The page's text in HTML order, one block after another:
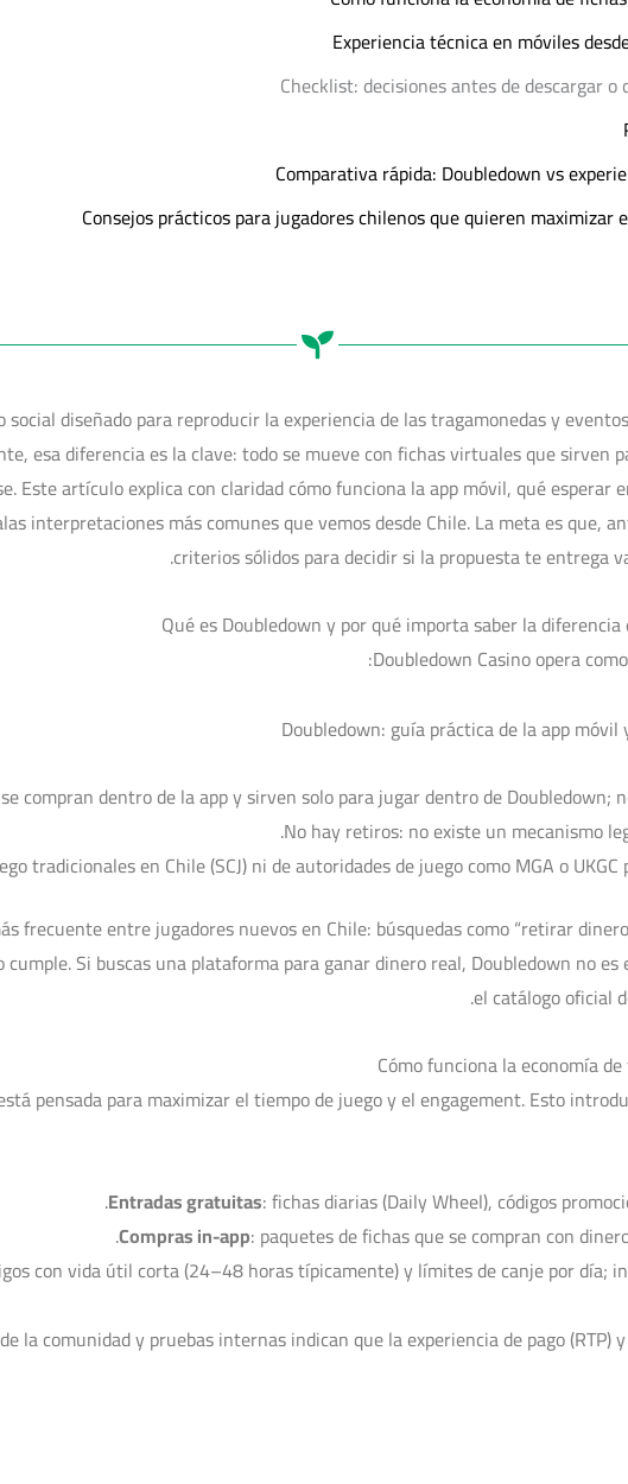
Experiencia técnica en móviles
Checklist: decisiones antes de descargar
Comparativa rápida: Doubledown vs
Consejos prácticos para jugadores chilenos que quieren
social diseñado para reproducir la experiencia de las tragamonedas y
esa diferencia es la clave: todo se mueve con fichas virtuales que sirven
Este artículo explica con claridad cómo funciona la app móvil, qué
interpretaciones más comunes que vemos desde Chile. La meta es que,
criterios sólidos para decidir si la propuesta te entrega
Qué es Doubledown y por qué importa saber la
Doubledown Casino opera
compran dentro de la app y sirven solo para jugar dentro de Doubledown;
No hay retiros: no existe un mecanismo
tradicionales en Chile (SCJ) ni de autoridades de juego como MGA o
frecuente entre jugadores nuevos en Chile: búsquedas como “retirar
Si buscas una plataforma para ganar dinero real, Doubledown no
el catálogo oficial
Cómo funciona la economía
pensada para maximizar el tiempo de juego y el engagement. Esto
Entradas gratuitas: fichas diarias (Daily Wheel), códigos
Compras in-app: paquetes de fichas que se compran con
con vida útil corta (24–48 horas típicamente) y límites de canje por día;
la comunidad y pruebas internas indican que la experiencia de pago (RTP)